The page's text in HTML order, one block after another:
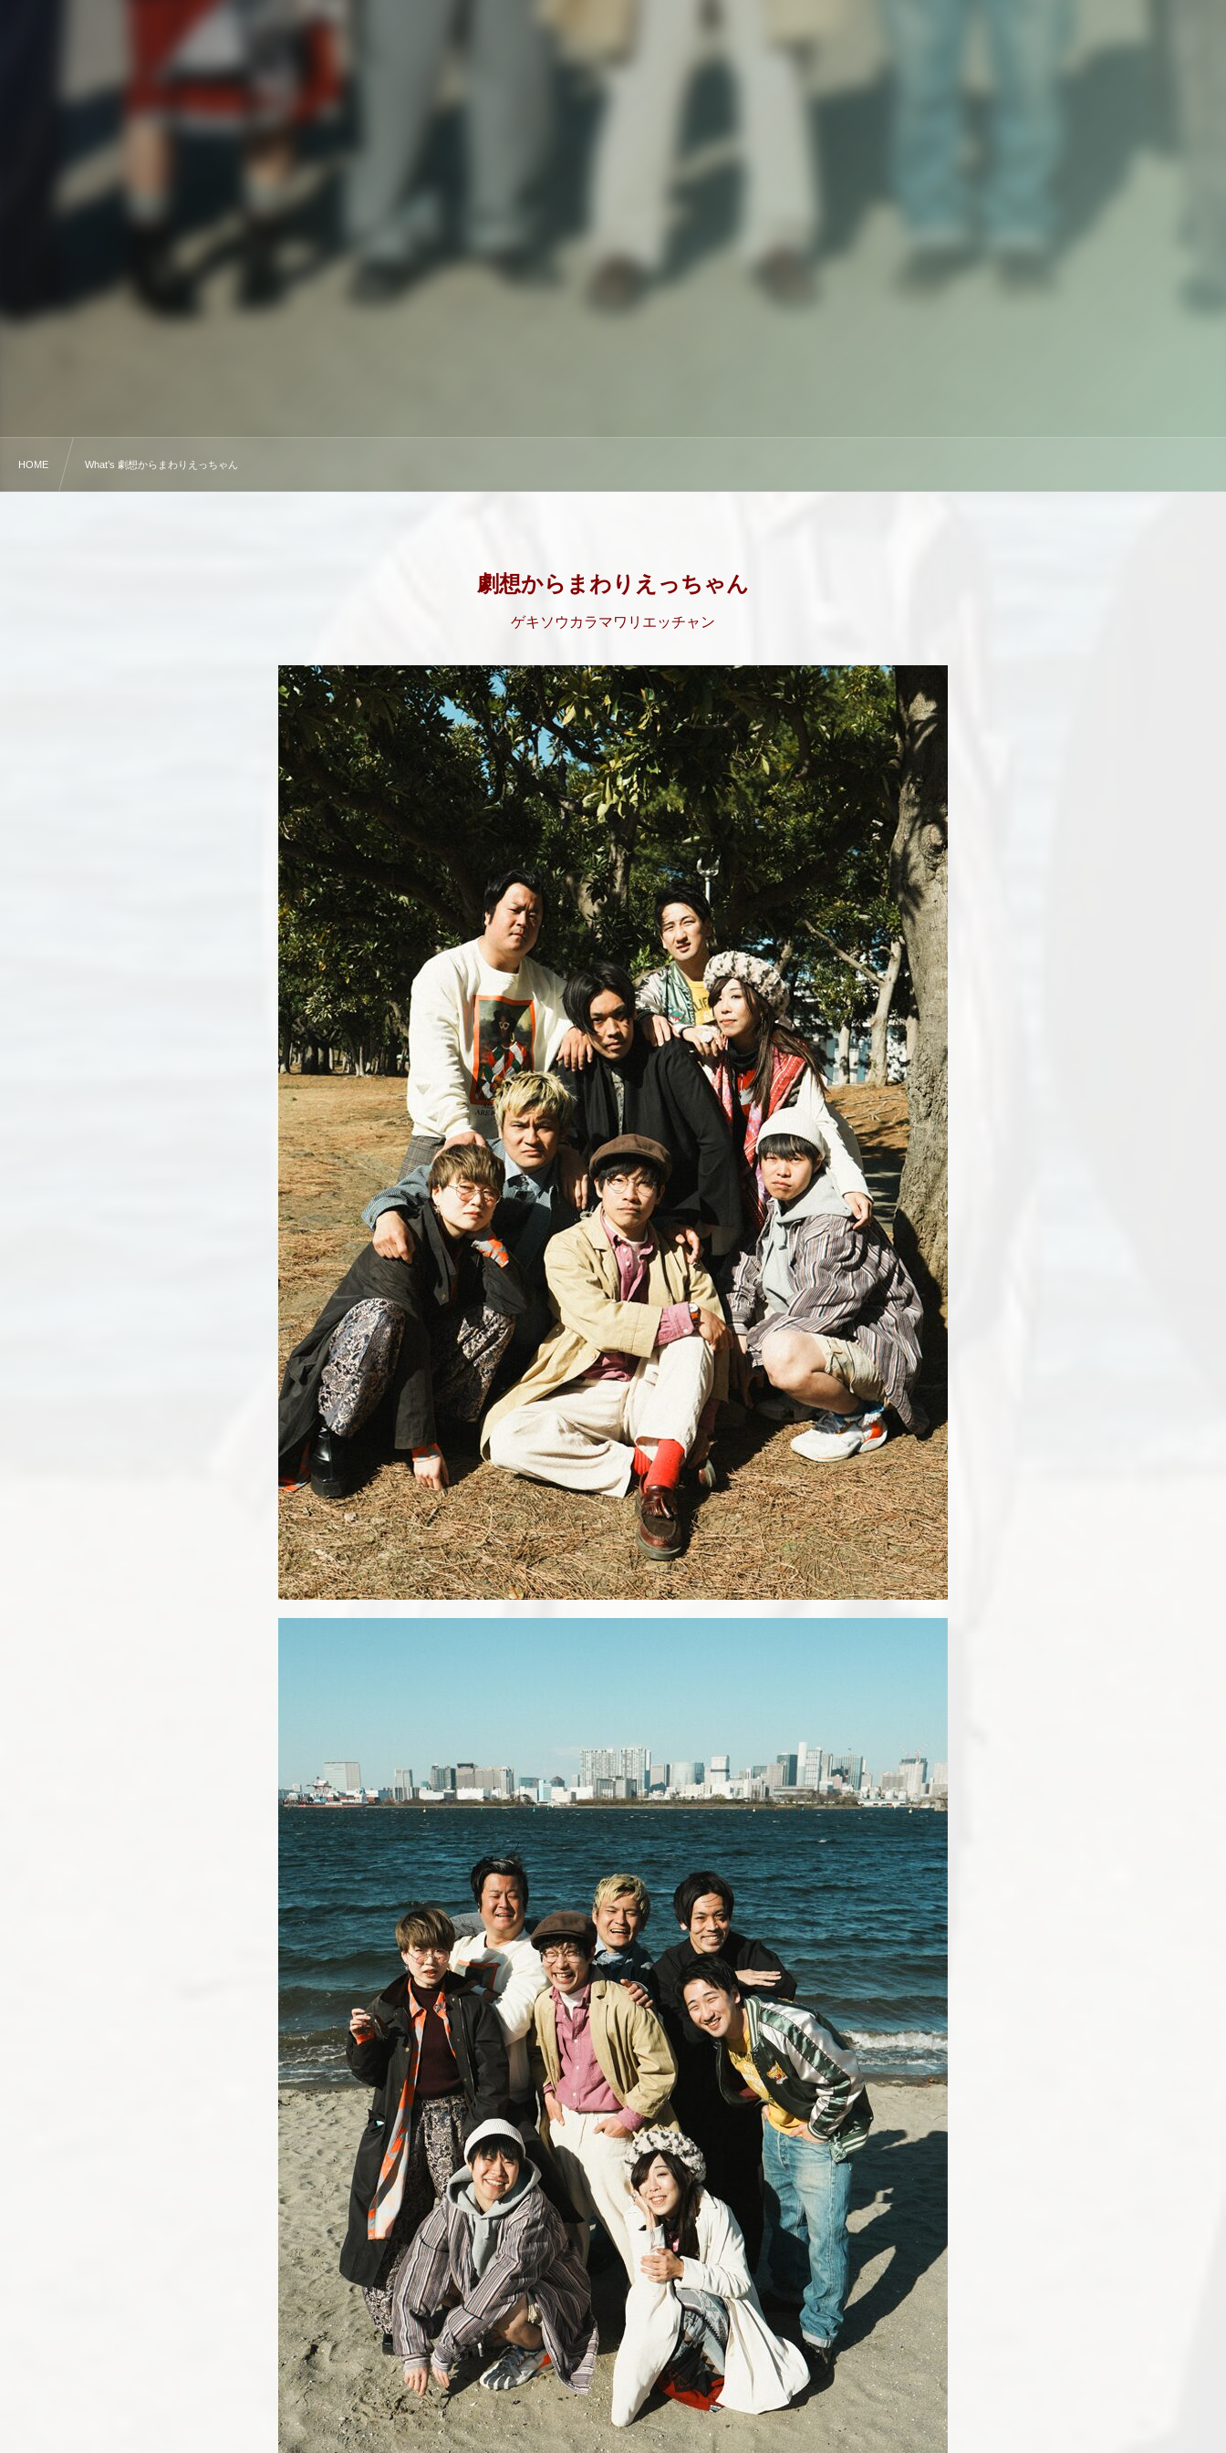
HOME What’s 劇想からまわりえっちゃん
劇想からまわりえっちゃん
ゲキソウカラマワリエッチャン